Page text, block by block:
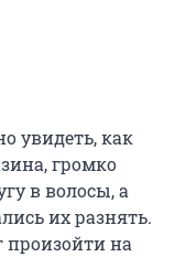
увидеть, как
громко
в волосы, а
их разнять.
произойти на